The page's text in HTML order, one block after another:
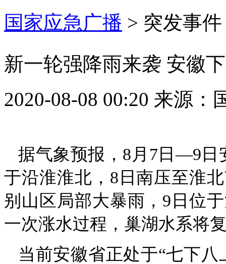
国家应急广播 > 突发事件
新一轮强降雨来袭 安徽
2020-08-08 00:20 来源：
据气象预报，8月7日—9日
于沿淮淮北，8日南压至淮
别山区局部大暴雨，9日位
一次涨水过程，巢湖水系将
当前安徽省正处于“七下